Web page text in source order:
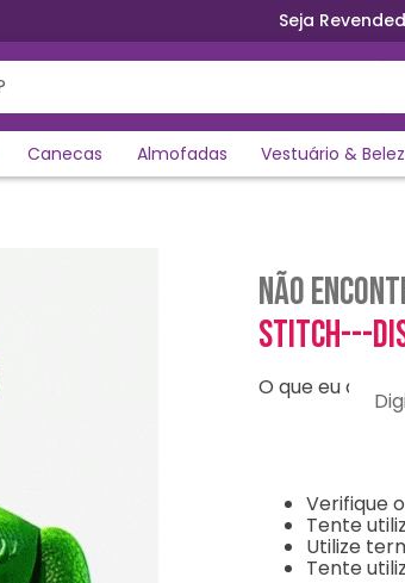
juros Seja
Canecas Almofadas Vestuário &
Não
stitch---
O que eu devo
Verifique
Tente
Utilize
Tente
Digite